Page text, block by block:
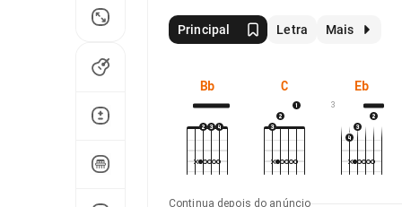
Principal Letra Mais
Bb C Eb
3
Continua depois do anúncio